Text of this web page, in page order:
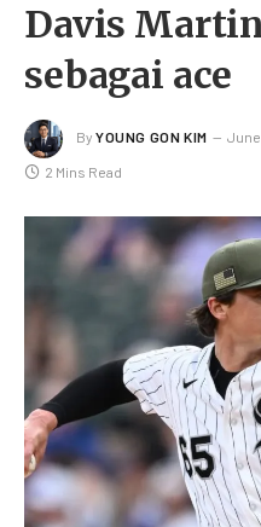
Davis
sebagai ace
By YOUNG GON KIM June
2 Mins Read